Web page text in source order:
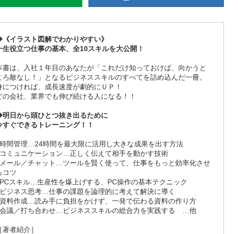
イラスト図解でわかりやすい》
生役立つ仕事の基本、全10スキルを大公開！
書は、入社１年目のあなたが「これだけ知っておけば、向かうと
ろ敵なし！」となるビジネススキルのすべてを詰め込んだ一冊。
につければ、成長速度が劇的にＵＰ！
の会社、業界でも伸び続ける人になる！！
日から頭ひとつ抜き出るために
すぐできるトレーニング！！
間管理…24時間を最大限に活用し大きな成果を出す方法
ミュニケーション…正しく伝えて相手を動かす技術
ール／チャット…ツールを賢く使って、仕事をもっと効率化させ
コツ
スキル…生産性を爆上げする、PC操作の基本テクニック
ジネス思考…仕事の課題を論理的に考えて解決に導く
料作成…読み手に負担をかけず、一発で伝わる資料の作り方
議／打ち合わせ…ビジネススキルの総合力を実践する …他
［著者紹介］